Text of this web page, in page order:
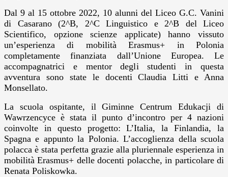
Dal 9 al 15 ottobre 2022, 10 alunni del Liceo G.C. Vanini
di Casarano (2^B, 2^C Linguistico e 2^B del Liceo
Scientifico, opzione scienze applicate) hanno vissuto
un’esperienza di mobilità Erasmus+ in Polonia
completamente finanziata dall’Unione Europea. Le
accompagnatrici e mentor degli studenti in questa
avventura sono state le docenti Claudia Litti e Anna
Monsellato.
La scuola ospitante, il Giminne Centrum Edukacji di
Wawrzencyce è stata il punto d’incontro per 4 nazioni
coinvolte in questo progetto: L’Italia, la Finlandia, la
Spagna e appunto la Polonia. L’accoglienza della scuola
polacca è stata perfetta grazie alla pluriennale esperienza in
mobilità Erasmus+ delle docenti polacche, in particolare di
Renata Poliskowka.